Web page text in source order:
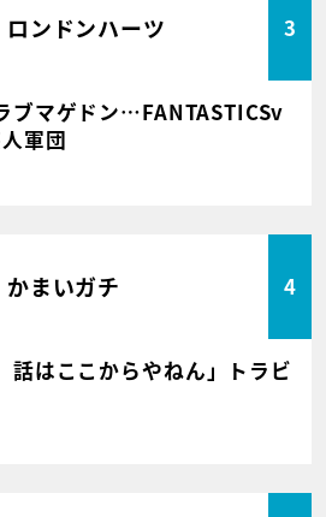
ロンドンハーツ 3
ブマゲドン…FANTASTICSv
軍団
かまいガチ 4
話はここからやねん」トラビ